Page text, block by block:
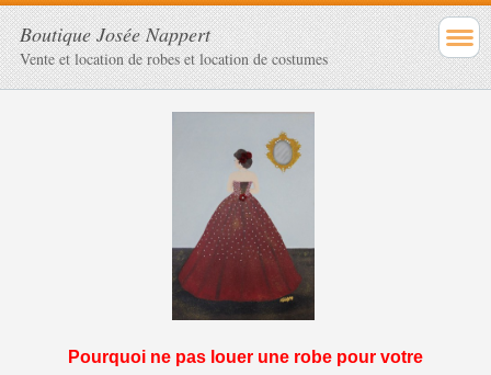
Boutique Josée Nappert
Vente et location de robes et location de costumes
Pourquoi ne pas louer une robe pour votre